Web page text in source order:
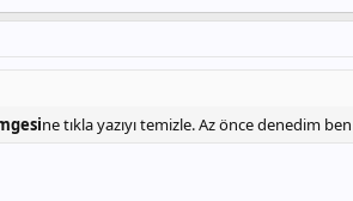
ne tıkla yazıyı temizle. Az önce denedim